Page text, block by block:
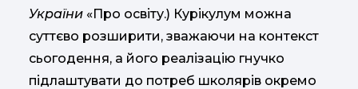
України «Про освіту.) Курікулум можна
суттєво розширити, зважаючи на контекст
сьогодення, а його реалізацію гнучко
підлаштувати до потреб школярів окремо